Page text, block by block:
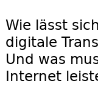
Wie lässt
digitale
Und was
Internet